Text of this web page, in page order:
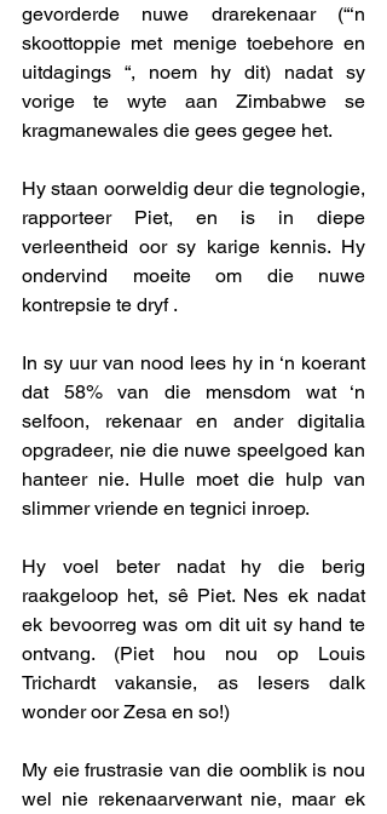
gevorderde nuwe drarekenaar (“‘n
skoottoppie met menige toebehore en
uitdagings “, noem hy dit) nadat sy
vorige te wyte aan Zimbabwe se
kragmanewales die gees gegee het.
Hy staan oorweldig deur die tegnologie,
rapporteer Piet, en is in diepe
verleentheid oor sy karige kennis. Hy
ondervind moeite om die nuwe
kontrepsie te dryf .
In sy uur van nood lees hy in ‘n koerant
dat 58% van die mensdom wat ‘n
selfoon, rekenaar en ander digitalia
opgradeer, nie die nuwe speelgoed kan
hanteer nie. Hulle moet die hulp van
slimmer vriende en tegnici inroep.
Hy voel beter nadat hy die berig
raakgeloop het, sê Piet. Nes ek nadat
ek bevoorreg was om dit uit sy hand te
ontvang. (Piet hou nou op Louis
Trichardt vakansie, as lesers dalk
wonder oor Zesa en so!)
My eie frustrasie van die oomblik is nou
wel nie rekenaarverwant nie, maar ek